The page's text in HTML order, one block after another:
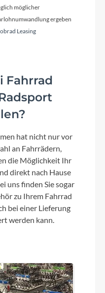
11-34T 12s
12s
möglicher
ergeben
Leasing
Fahrrad
hat nicht nur vor
an Fahrrädern,
die Möglichkeit Ihr
direkt nach Hause
uns finden Sie sogar
zu Ihrem Fahrrad
bei einer Lieferung
werden kann.